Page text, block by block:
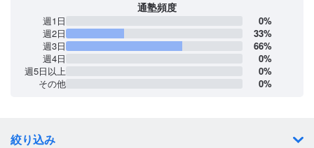
通塾頻度
週1日
0%
週2日
33%
週3日
66%
週4日
0%
週5日以上
0%
その他
0%
絞り込み